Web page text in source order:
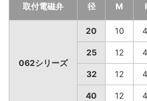
取付電磁弁 径 M
062シリーズ
20 10
25 12
32 12
40 12